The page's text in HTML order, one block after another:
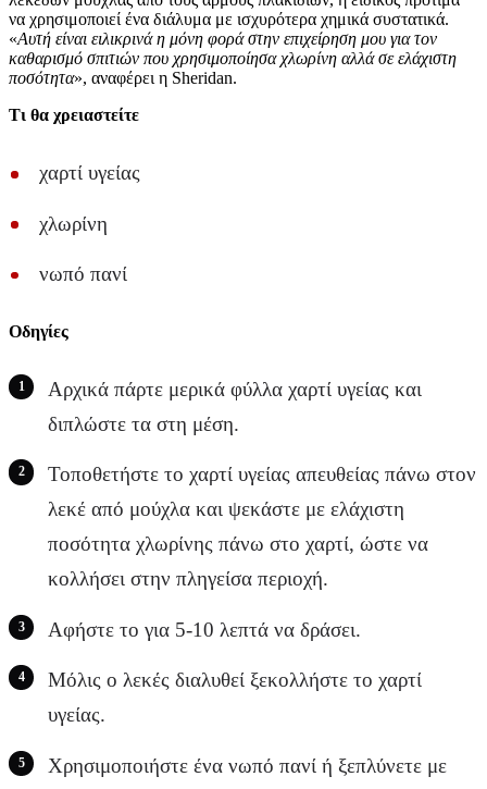
να χρησιμοποιεί ένα διάλυμα με ισχυρότερα χημικά συστατικά.
«Αυτή είναι ειλικρινά η μόνη φορά στην επιχείρηση μου για τον
καθαρισμό σπιτιών που χρησιμοποίησα χλωρίνη αλλά σε ελάχιστη
ποσότητα», αναφέρει η Sheridan.
Τι θα χρειαστείτε
χαρτί υγείας
χλωρίνη
νωπό πανί
Οδηγίες
Αρχικά πάρτε μερικά φύλλα χαρτί υγείας και
διπλώστε τα στη μέση.
Τοποθετήστε το χαρτί υγείας απευθείας πάνω στον
λεκέ από μούχλα και ψεκάστε με ελάχιστη
ποσότητα χλωρίνης πάνω στο χαρτί, ώστε να
κολλήσει στην πληγείσα περιοχή.
Αφήστε το για 5-10 λεπτά να δράσει.
Μόλις ο λεκές διαλυθεί ξεκολλήστε το χαρτί
υγείας.
Χρησιμοποιήστε ένα νωπό πανί ή ξεπλύνετε με